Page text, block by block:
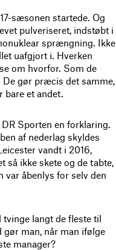
sæsonen startede. Og
pulveriseret, indstøbt i
sprængning. Ikke
uafgjort i. Hverken
om hvorfor. Som de
gør præcis det samme,
bare et andet.
Sporten en forklaring.
af nederlag skyldes
vandt i 2016,
så ikke skete og de tabte,
var åbenlys for selv den
langt de fleste til
gør man, når man ifølge
manager?